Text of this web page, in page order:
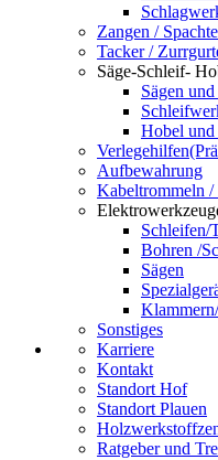
Zangen /
Tacker /
Säge-Schleif-
Sägen
Hobel
Aufbewahrung
Kabeltrommeln
Schleifen/
Bohren /
Sägen
Sonstiges
Karriere
Kontakt
Standort Hof
Standort Plauen
Ratgeber und